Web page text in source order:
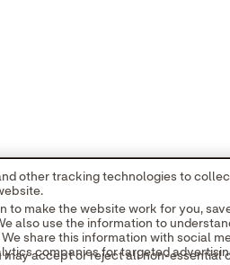
other tracking technologies to
to make the website work for you,
also use the information to
share this information with social
companies for targeted
may accept or reject all non-essential